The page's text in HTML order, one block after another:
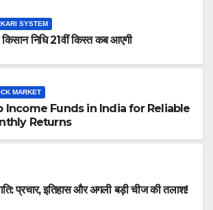
SYSTEM
किसान निधि 21वीं किस्त कब आएगी
MARKET
Income Funds in India for Reliable
Returns
प्रचार, इतिहास और अगली बड़ी चीज की तलाश!